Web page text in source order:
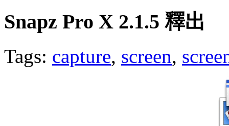
Snapz Pro X 2.1.5 釋出
Tags: capture, screen,